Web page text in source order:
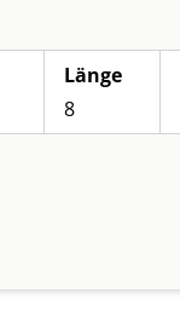
Länge
8